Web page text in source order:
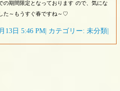
の期間限定となっております ので、気にな
た～もうすぐ春ですね～♡
13日 5:46 PM| カテゴリー: 未分類|